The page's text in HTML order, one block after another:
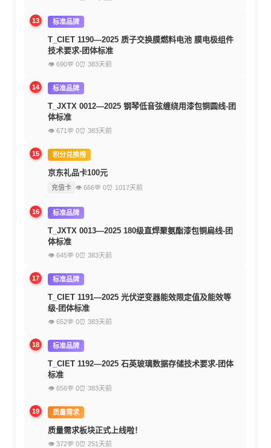
13 标准品牌
T_CIET 1190—2025 质子交换膜燃料电池 膜电极组件
技术要求-团体标准
👁 690💬 0⏰ 383天前
14 标准品牌
T_JXTX 0012—2025 钢琴低音弦缠绕用漆包铜圆线-团
体标准
👁 671 💬 0⏰ 383天前
15 积分兑换榜
京东礼品卡100元
充值卡 👁 666💬 0⏰ 1017天前
16 标准品牌
T_JXTX 0013—2025 180级直焊聚氨酯漆包铜扁线-团
体标准
👁 645💬 0⏰ 383天前
17 标准品牌
T_CIET 1191—2025 光伏逆变器能效限定值及能效等
级-团体标准
👁 652💬 0⏰ 383天前
18 标准品牌
T_CIET 1192—2025 石英玻璃数据存储技术要求-团体
标准
👁 656💬 0⏰ 383天前
19 质量需求
质量需求板块正式上线啦！
👁 372💬 0⏰ 251天前